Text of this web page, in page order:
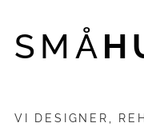
SMÅ
VI DESIGNER,